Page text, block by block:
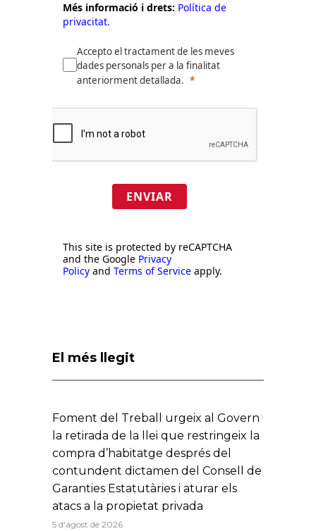
Més informació i drets: Política de
privacitat.
Accepto el tractament de les meves
dades personals per a la finalitat
anteriorment detallada.
ENVIAR
This site is protected by reCAPTCHA
and the Google Privacy
Policy and Terms of Service apply.
El més llegit
Foment del Treball urgeix al Govern
la retirada de la llei que restringeix la
compra d’habitatge després del
contundent dictamen del Consell de
Garanties Estatutàries i aturar els
atacs a la propietat privada
5 d'agost de 2026